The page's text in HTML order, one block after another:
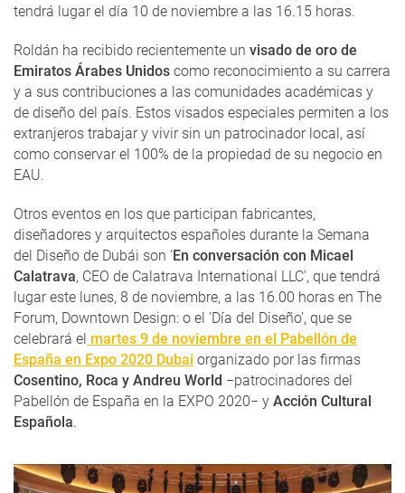
tendrá lugar el día 10 de noviembre a las 16.15 horas.
Roldán ha recibido recientemente un visado de oro de
Emiratos Árabes Unidos como reconocimiento a su carrera
y a sus contribuciones a las comunidades académicas y
de diseño del país. Estos visados especiales permiten a los
extranjeros trabajar y vivir sin un patrocinador local, así
como conservar el 100% de la propiedad de su negocio en
EAU.
Otros eventos en los que participan fabricantes,
diseñadores y arquitectos españoles durante la Semana
del Diseño de Dubái son 'En conversación con Micael
Calatrava, CEO de Calatrava International LLC', que tendrá
lugar este lunes, 8 de noviembre, a las 16.00 horas en The
Forum, Downtown Design: o el 'Día del Diseño', que se
celebrará el martes 9 de noviembre en el Pabellón de
España en Expo 2020 Dubai organizado por las firmas
Cosentino, Roca y Andreu World −patrocinadores del
Pabellón de España en la EXPO 2020− y Acción Cultural
Española.